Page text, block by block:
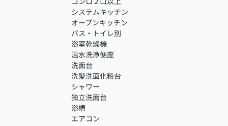
システムキッチン
オープンキッチン
バス・トイレ別
浴室乾燥機
温水洗浄便座
洗面台
洗髪洗面化粧台
シャワー
独立洗面台
浴槽
エアコン